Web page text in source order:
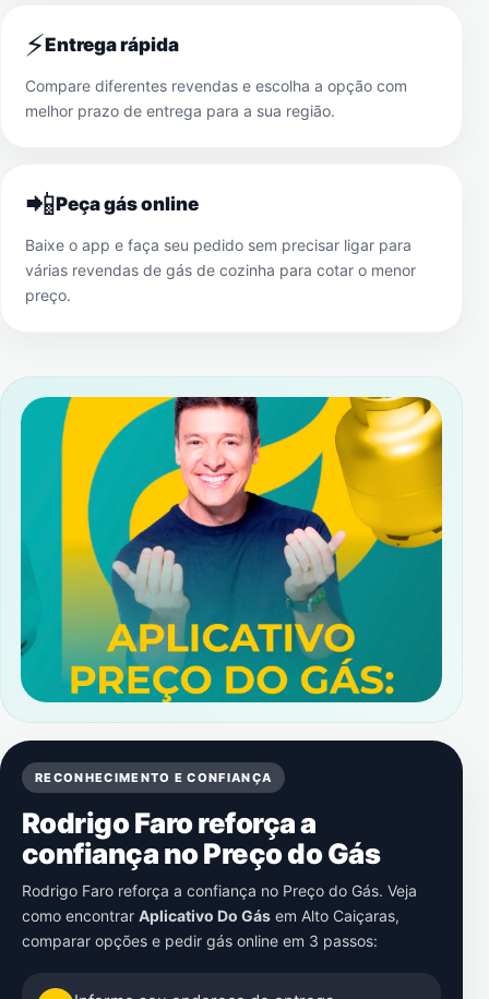
⚡Entrega rápida
Compare diferentes revendas e escolha a opção com
melhor prazo de entrega para a sua região.
📲Peça gás online
Baixe o app e faça seu pedido sem precisar ligar para
várias revendas de gás de cozinha para cotar o menor
preço.
RECONHECIMENTO E CONFIANÇA
Rodrigo Faro reforça a
confiança no Preço do Gás
Rodrigo Faro reforça a confiança no Preço do Gás. Veja
como encontrar Aplicativo Do Gás em Alto Caiçaras,
comparar opções e pedir gás online em 3 passos: